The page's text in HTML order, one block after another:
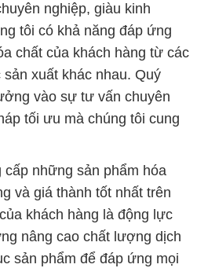
nghiệp, giàu kinh
tôi có khả năng đáp ứng
chất của khách hàng từ các
xuất khác nhau. Quý
vào sự tư vấn chuyên
tối ưu mà chúng tôi cung
cấp những sản phẩm hóa
và giá thành tốt nhất trên
khách hàng là động lực
nâng cao chất lượng dịch
sản phẩm để đáp ứng mọi